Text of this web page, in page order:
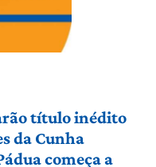
título inédito
da Cunha
começa a